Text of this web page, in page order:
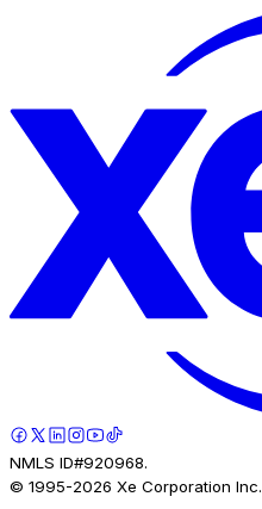
NMLS ID#920968.
© 1995-2026 Xe Corporation Inc.